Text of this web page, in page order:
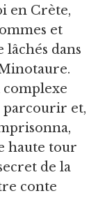
en Crète,
et
dans
parcourir et,
haute tour
de la
conte